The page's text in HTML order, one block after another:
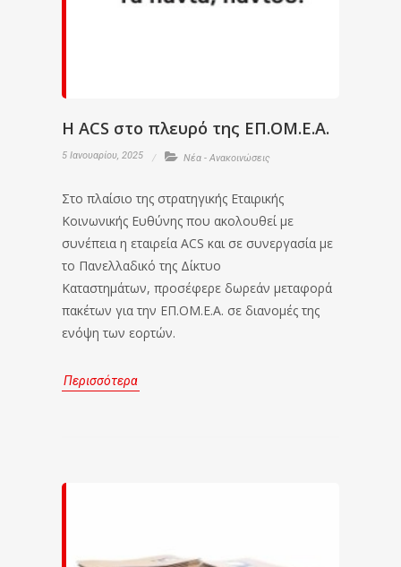
H ACS στο πλευρό της ΕΠ.ΟΜ.Ε.Α.
5 Ιανουαρίου, 2025 Νέα - Ανακοινώσεις
Στο πλαίσιο της στρατηγικής Εταιρικής
Κοινωνικής Ευθύνης που ακολουθεί με
συνέπεια η εταιρεία ACS και σε συνεργασία με
το Πανελλαδικό της Δίκτυο
Καταστημάτων, προσέφερε δωρεάν μεταφορά
πακέτων για την ΕΠ.ΟΜ.Ε.Α. σε διανομές της
ενόψη των εορτών.
Περισσότερα